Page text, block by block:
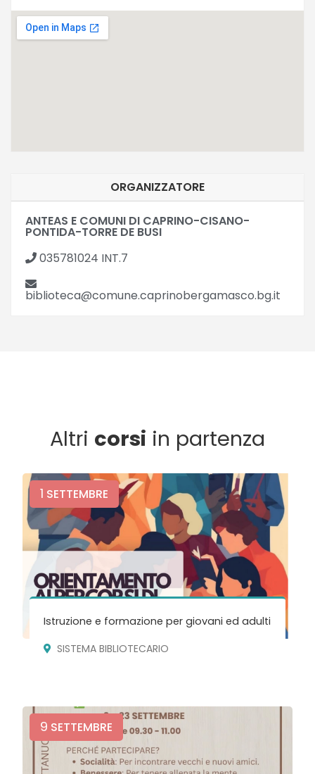
ORGANIZZATORE
ANTEAS E COMUNI DI CAPRINO-CISANO-
PONTIDA-TORRE DE BUSI
035781024 INT.7
biblioteca@comune.caprinobergamasco.bg.it
Altri corsi in partenza
1 SETTEMBRE
Istruzione e formazione per giovani ed adulti
SISTEMA BIBLIOTECARIO
9 SETTEMBRE